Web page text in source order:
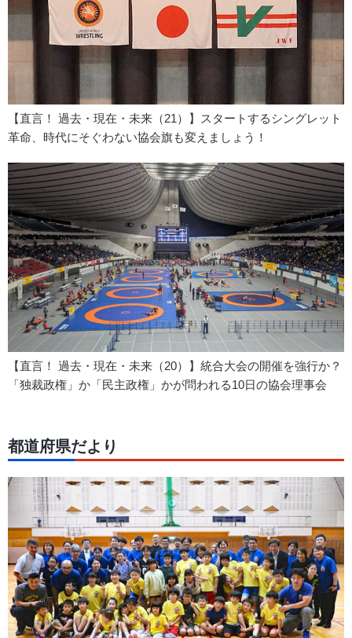
【直言！ 過去・現在・未来（21）】スタートするシングレット
革命、時代にそぐわない協会旗も変えましょう！
【直言！ 過去・現在・未来（20）】統合大会の開催を強行か？
「独裁政権」か「民主政権」かが問われる10日の協会理事会
都道府県だより